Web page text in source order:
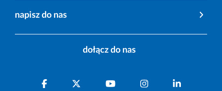
napisz do nas
dołącz do nas